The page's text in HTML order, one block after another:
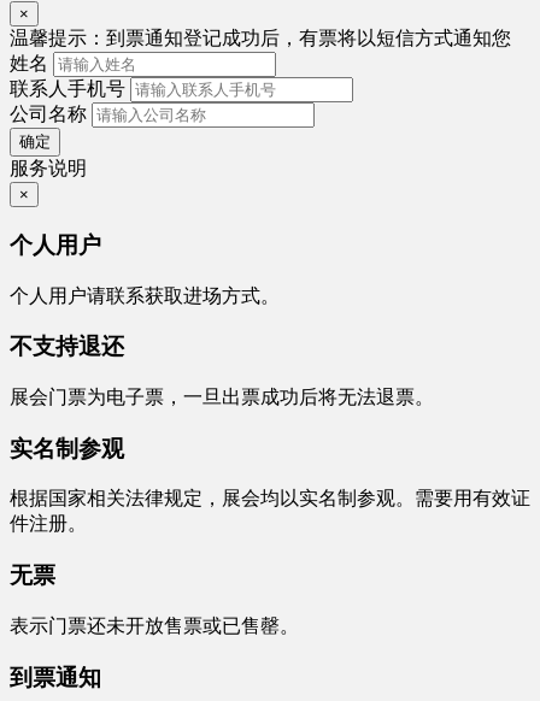
×
温馨提示： 到票通知登记成功后，有票将以短信方式通知您
姓名
联系人手机号
公司名称
确定
服务说明
×
个人用户
个人用户请联系获取进场方式。
不支持退还
展会门票为电子票，一旦出票成功后将无法退票。
实名制参观
根据国家相关法律规定，展会均以实名制参观。需要用有效证
件注册。
无票
表示门票还未开放售票或已售罄。
到票通知